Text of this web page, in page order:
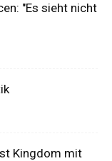
"Es sieht nicht
Kingdom mit